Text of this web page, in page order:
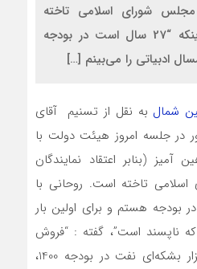
شورای اسلامی تاخته
است. روحانی با بیان اینکه “27 سال است در بودجه
ادبیاتی را می‌بینم […]
شمال به نقل از تسنیم آقای
جلسه امروز هیئت دولت با
آمیز (بنابر اعتقاد نمایندگان
تاخته است. روحانی با
است در بودجه هستم و برای اولین بار
که ناپسند است”، گفته : “فروش
روزانه دومیلیون و 300 هزار بشکه‌ای نفت در بودجه 1400،